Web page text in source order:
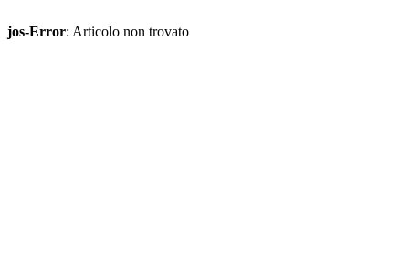
jos-Error: Articolo non trovato